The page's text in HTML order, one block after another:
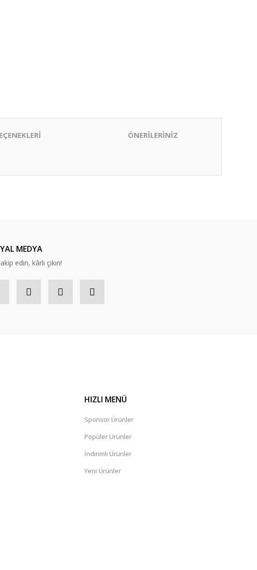
ÖNERİLERİNİZ
MEDYA
edin, kârlı çıkın!
HIZLI MENÜ
Sponsor Ürünler
Popüler Ürünler
İndirimli Ürünler
Yeni Ürünler